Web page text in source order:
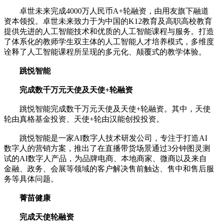
卓世未来完成4000万人民币A+轮融资，由用友旗下融道
资本领投。卓世未来致力于为中国的K12教育及高职高校教育
提供先进的人工智能技术和优质的人工智能课程与服务。打造
了体系化的教师学生双主体的人工智能人才培养模式，多维度
诠释了人工智能课程所呈现的多元化、颠覆式的教学体验。
跳悦智能
完成数千万元天使及天使+轮融资
跳悦智能完成数千万元天使及天使+轮融资。其中，天使
轮由真格基金投资、天使+轮由汉能创投投资。
跳悦智能是一家AI数字人技术研发公司，专注于打造AI
数字人的营销方案，推出了在直播带货场景通过3分钟图灵测
试的AI数字人产品，为品牌电商、本地商家、微商以及来自
金融、政务、会展等领域的客户解决售前触达、售中和售后服
务等具体问题。
菁苗健康
完成天使轮融资